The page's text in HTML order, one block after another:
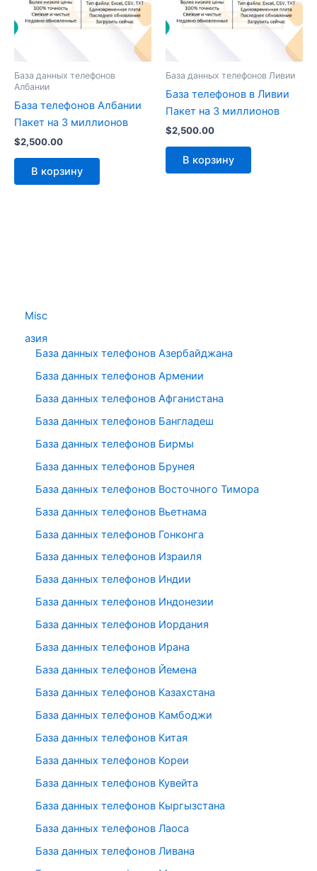
Misc
азия
База данных телефонов Азербайджана
База данных телефонов Армении
База данных телефонов Афганистана
База данных телефонов Бангладеш
База данных телефонов Бирмы
База данных телефонов Брунея
База данных телефонов Восточного Тимора
База данных телефонов Вьетнама
База данных телефонов Гонконга
База данных телефонов Израиля
База данных телефонов Индии
База данных телефонов Индонезии
База данных телефонов Иордания
База данных телефонов Ирана
База данных телефонов Йемена
База данных телефонов Казахстана
База данных телефонов Камбоджи
База данных телефонов Китая
База данных телефонов Кореи
База данных телефонов Кувейта
База данных телефонов Кыргызстана
База данных телефонов Лаоса
База данных телефонов Ливана
База данных телефонов
Албании
База телефонов Албании
Пакет на 3 миллионов
$2,500.00
В корзину
База данных телефонов Ливии
База телефонов в Ливии
Пакет на 3 миллионов
$2,500.00
В корзину